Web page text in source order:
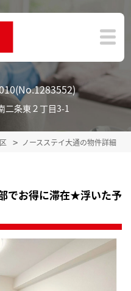
二条東２丁目3-1
ノースステイ大通の物件詳細
でお得に滞在★浮いた予